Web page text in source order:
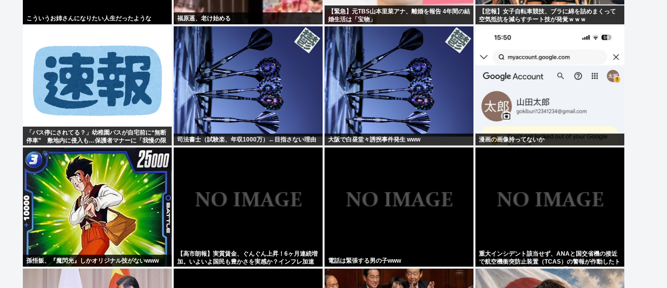
こういうお姉さんになりたい人生だったような 福原遥、老け始める
【緊急】元TBS山本里菜アナ、離婚を報告 4年間の結
婚生活は「宝物」
【悲報】女子自転車競技、ブラに綿を詰めまくって
空気抵抗を減らすチート技が発覚ｗｗｗ
「バス停にされてる？」幼稚園バスが自宅前に“無断
停車” 敷地内に侵入も…保護者マナーに「我慢の限
界」
司法書士（試験楽、年収1000万）←目指さない理由 大阪で白昼堂々誘拐事件発生 www 漫画の画像持ってないか
孫悟飯、『魔閃光』しかオリジナル技がないwww
【高市朗報】実質賃金、ぐんぐん上昇！6ヶ月連続増
加。いよいよ国民も豊かさを実感か？インフレ加速
しなければ
電話は緊張する男の子www
重大インシデント該当せず、ANAと国交省機の接近
で航空機衝突防止装置（TCAS）の警報が作動したト
ラブル、羽田空港沖、全日空に通知